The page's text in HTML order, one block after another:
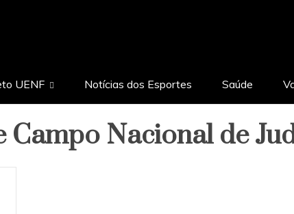
UENF Notícias dos Esportes Saúde
Campo Nacional de